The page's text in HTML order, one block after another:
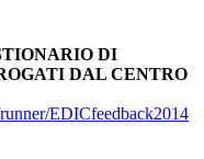
DI
DAL CENTRO
EDICfeedback2014